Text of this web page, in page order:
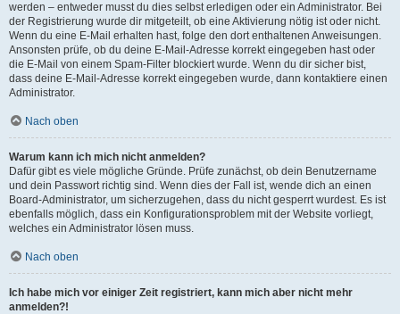
werden – entweder musst du dies selbst erledigen oder ein Administrator. Bei
der Registrierung wurde dir mitgeteilt, ob eine Aktivierung nötig ist oder nicht.
Wenn du eine E-Mail erhalten hast, folge den dort enthaltenen Anweisungen.
Ansonsten prüfe, ob du deine E-Mail-Adresse korrekt eingegeben hast oder
die E-Mail von einem Spam-Filter blockiert wurde. Wenn du dir sicher bist,
dass deine E-Mail-Adresse korrekt eingegeben wurde, dann kontaktiere einen
Administrator.
Nach oben
Warum kann ich mich nicht anmelden?
Dafür gibt es viele mögliche Gründe. Prüfe zunächst, ob dein Benutzername
und dein Passwort richtig sind. Wenn dies der Fall ist, wende dich an einen
Board-Administrator, um sicherzugehen, dass du nicht gesperrt wurdest. Es ist
ebenfalls möglich, dass ein Konfigurationsproblem mit der Website vorliegt,
welches ein Administrator lösen muss.
Nach oben
Ich habe mich vor einiger Zeit registriert, kann mich aber nicht mehr
anmelden?!